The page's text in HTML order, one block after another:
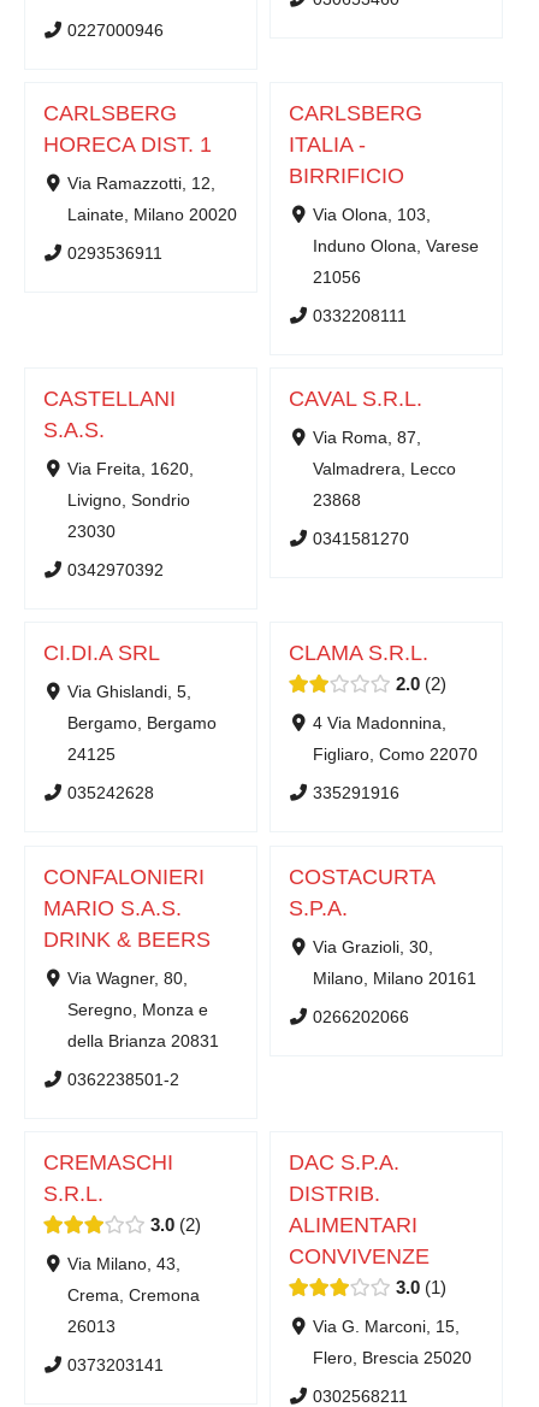
0227000946
CARLSBERG
HORECA DIST. 1
Via Ramazzotti, 12,
Lainate, Milano 20020
0293536911
CARLSBERG
ITALIA -
BIRRIFICIO
Via Olona, 103,
Induno Olona, Varese
21056
0332208111
CASTELLANI
S.A.S.
Via Freita, 1620,
Livigno, Sondrio
23030
0342970392
CAVAL S.R.L.
Via Roma, 87,
Valmadrera, Lecco
23868
0341581270
CI.DI.A SRL
Via Ghislandi, 5,
Bergamo, Bergamo
24125
035242628
CLAMA S.R.L.
2.0 2
4 Via Madonnina,
Figliaro, Como 22070
335291916
CONFALONIERI
MARIO S.A.S.
DRINK & BEERS
Via Wagner, 80,
Seregno, Monza e
della Brianza 20831
0362238501-2
COSTACURTA
S.P.A.
Via Grazioli, 30,
Milano, Milano 20161
0266202066
CREMASCHI
S.R.L.
3.0 2
Via Milano, 43,
Crema, Cremona
26013
0373203141
DAC S.P.A.
DISTRIB.
ALIMENTARI
CONVIVENZE
3.0 1
Via G. Marconi, 15,
Flero, Brescia 25020
0302568211